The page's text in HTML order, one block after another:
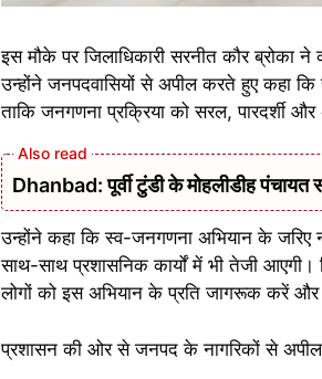
इस मौके पर जिलाधिकारी सरनीत कौर
उन्होंने जनपदवासियों से अपील करते हुए कहा
ताकि जनगणना प्रक्रिया को सरल, पारदर्शी
Dhanbad: पूर्वी टुंडी के मोहलीडीह पंचायत
उन्होंने कहा कि स्व-जनगणना अभियान के
साथ-साथ प्रशासनिक कार्यों में भी तेजी आएगी।
लोगों को इस अभियान के प्रति जागरूक करें
प्रशासन की ओर से जनपद के नागरिकों से अपील